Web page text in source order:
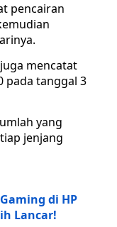
pencairan
mencatat
pada tanggal 3
yang
jenjang
di HP
Lancar!